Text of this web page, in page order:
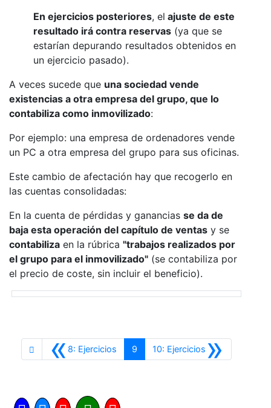
En ejercicios posteriores, el ajuste de este
resultado irá contra reservas (ya que se
estarían depurando resultados obtenidos en
un ejercicio pasado).
A veces sucede que una sociedad vende
existencias a otra empresa del grupo, que lo
contabiliza como inmovilizado:
Por ejemplo: una empresa de ordenadores vende
un PC a otra empresa del grupo para sus oficinas.
Este cambio de afectación hay que recogerlo en
las cuentas consolidadas:
En la cuenta de pérdidas y ganancias se da de
baja esta operación del capítulo de ventas y se
contabiliza en la rúbrica "trabajos realizados por
el grupo para el inmovilizado" (se contabiliza por
el precio de coste, sin incluir el beneficio).
«8: Ejercicios Anterior
9 »
10: Ejercicios Siguiente